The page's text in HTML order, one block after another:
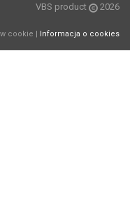
VBS product
2026
cookie | Informacja o cookies